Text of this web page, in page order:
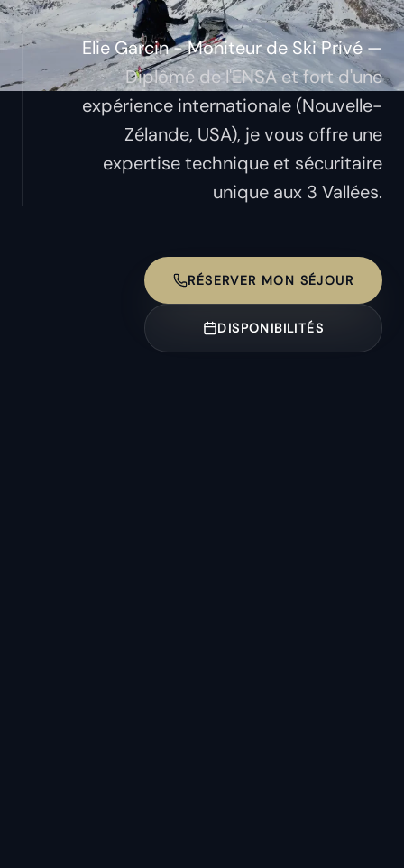
Elie Garcin - Moniteur de Ski Privé —
Diplômé de l'ENSA et fort d'une
expérience internationale (Nouvelle-
Zélande, USA), je vous offre une
expertise technique et sécuritaire
unique aux 3 Vallées.
RÉSERVER MON SÉJOUR
DISPONIBILITÉS